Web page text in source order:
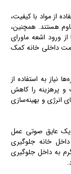
از مواد با کیفیت،
هستند. همچنین،
ورود اشعه ماورای
داخلی خانه کمک
نیاز به استفاده از
پرهزینه را کاهش
انرژی و بهینه‌سازی
یک عایق صوتی عمل
خانه جلوگیری
به داخل جلوگیری